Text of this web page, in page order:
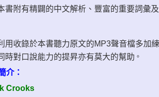
附有精闢的中文解析、豐富的重要詞彙
收錄於本書聽力原文的MP3聲音檔多加
時對口說能力的提昇亦有莫大的幫助 。
介：
Crooks